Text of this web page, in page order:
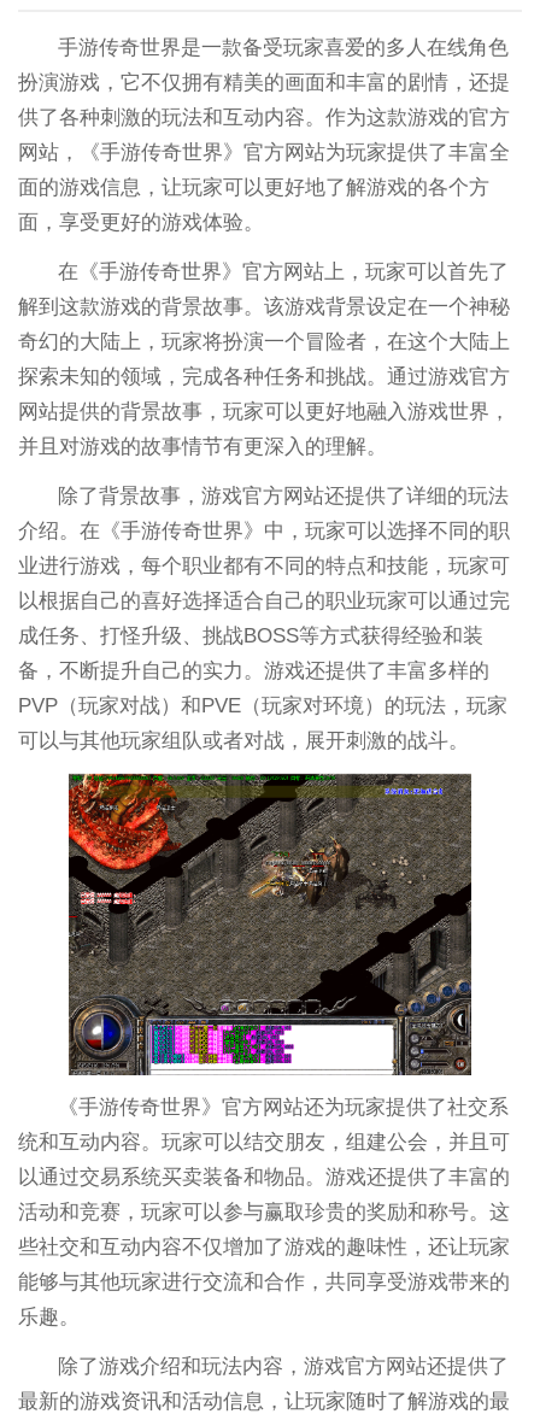
手游传奇世界是一款备受玩家喜爱的多人在线角色
扮演游戏，它不仅拥有精美的画面和丰富的剧情，还提
供了各种刺激的玩法和互动内容。作为这款游戏的官方
网站，《手游传奇世界》官方网站为玩家提供了丰富全
面的游戏信息，让玩家可以更好地了解游戏的各个方
面，享受更好的游戏体验。
在《手游传奇世界》官方网站上，玩家可以首先了
解到这款游戏的背景故事。该游戏背景设定在一个神秘
奇幻的大陆上，玩家将扮演一个冒险者，在这个大陆上
探索未知的领域，完成各种任务和挑战。通过游戏官方
网站提供的背景故事，玩家可以更好地融入游戏世界，
并且对游戏的故事情节有更深入的理解。
除了背景故事，游戏官方网站还提供了详细的玩法
介绍。在《手游传奇世界》中，玩家可以选择不同的职
业进行游戏，每个职业都有不同的特点和技能，玩家可
以根据自己的喜好选择适合自己的职业玩家可以通过完
成任务、打怪升级、挑战BOSS等方式获得经验和装
备，不断提升自己的实力。游戏还提供了丰富多样的
PVP（玩家对战）和PVE（玩家对环境）的玩法，玩家
可以与其他玩家组队或者对战，展开刺激的战斗。
《手游传奇世界》官方网站还为玩家提供了社交系
统和互动内容。玩家可以结交朋友，组建公会，并且可
以通过交易系统买卖装备和物品。游戏还提供了丰富的
活动和竞赛，玩家可以参与赢取珍贵的奖励和称号。这
些社交和互动内容不仅增加了游戏的趣味性，还让玩家
能够与其他玩家进行交流和合作，共同享受游戏带来的
乐趣。
除了游戏介绍和玩法内容，游戏官方网站还提供了
最新的游戏资讯和活动信息，让玩家随时了解游戏的最